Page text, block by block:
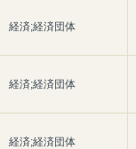
経済;経済団体
経済;経済団体
経済;経済団体